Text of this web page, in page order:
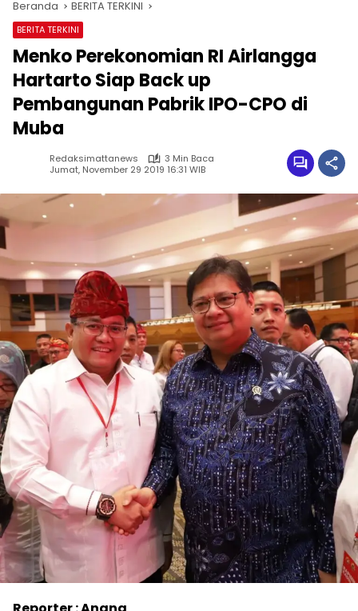
Beranda BERITA TERKINI
BERITA TERKINI
Menko Perekonomian RI Airlangga
Hartarto Siap Back up
Pembangunan Pabrik IPO-CPO di
Muba
Redaksimattanews
3 Min Baca
Jumat, November 29 2019 16:31 WIB